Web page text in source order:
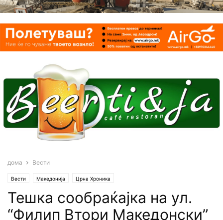
дома Вести
Вести Македонија Црна Хроника
Teшка сообраќајка на ул.
“Филип Втори Maкедонски”